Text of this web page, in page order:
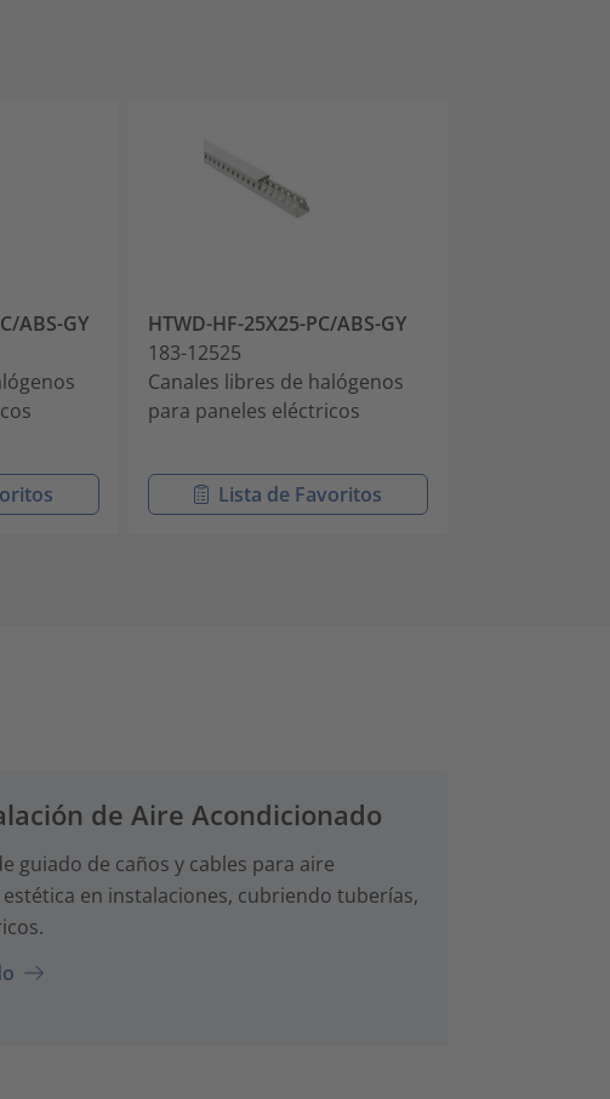
ABS-GY
HTWD-HF-25X25-PC/ABS-GY
183-12525
Canales libres de halógenos
para paneles eléctricos
Lista de Favoritos
de Aire Acondicionado
guiado de caños y cables para aire
en instalaciones, cubriendo tuberías,